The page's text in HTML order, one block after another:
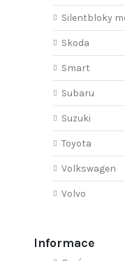
Silentbloky
Skoda
Smart
Subaru
Suzuki
Toyota
Volkswagen
Volvo
Informace